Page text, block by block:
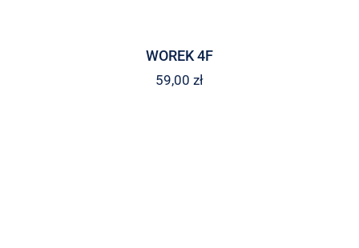
WOREK 4F
59,00 zł